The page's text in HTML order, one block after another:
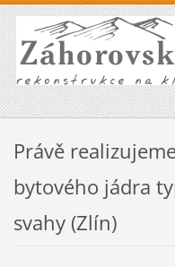
Právě
bytového jádra
svahy (Zlín)